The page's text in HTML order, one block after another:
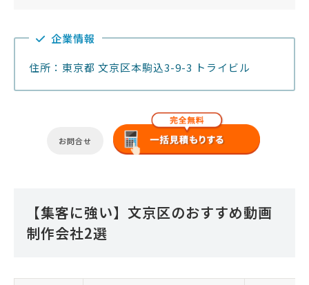
企業情報
住所：東京都 文京区本駒込3-9-3 トライビル
お問合せ
【集客に強い】文京区のおすすめ動画
制作会社2選